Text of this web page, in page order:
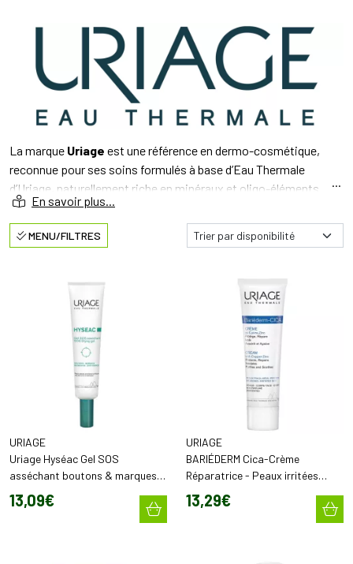
La marque Uriage est une référence en dermo-cosmétique,
reconnue pour ses soins formulés à base d’Eau Thermale
d’Uriage, naturellement riche en minéraux et oligo-éléments.
Développés en collaboration avec des dermatologues, les
produits Uriage respectent la peau et renforcent la barrière
cutanée, même pour les peaux les plus sensibles.
Uriage propose des gammes ciblées pour répondre aux besoins
spécifiques de chaque type de peau :
Xémosepour les peaux très sèches et à tendance
atopique
Bariédermpour réparer, protéger et apaiser les peaux
fragilisées
Eau Thermale pour hydrater et apaiser au quotidien
Hyséacpour les peaux mixtes à grasses et à
imperfections
Roséliane pour les peaux sensibles sujettes aux rougeurs
MENU/FILTRES
URIAGE
Uriage Hyséac Gel SOS
asséchant boutons & marques
(15 ml)
13,09€
URIAGE
BARIÉDERM Cica-Crème
Réparatrice - Peaux irritées
100ml
13,29€